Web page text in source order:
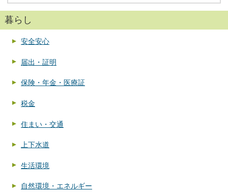
暮らし
安全安心
届出・証明
保険・年金・医療証
税金
住まい・交通
上下水道
生活環境
自然環境・エネルギー